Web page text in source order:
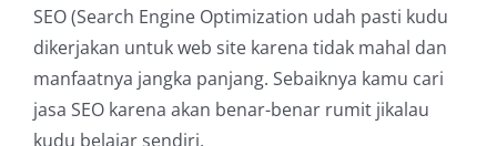
SEO (Search Engine Optimization udah pasti kudu
dikerjakan untuk web site karena tidak mahal dan
manfaatnya jangka panjang. Sebaiknya kamu cari
jasa SEO karena akan benar-benar rumit jikalau
kudu belajar sendiri.